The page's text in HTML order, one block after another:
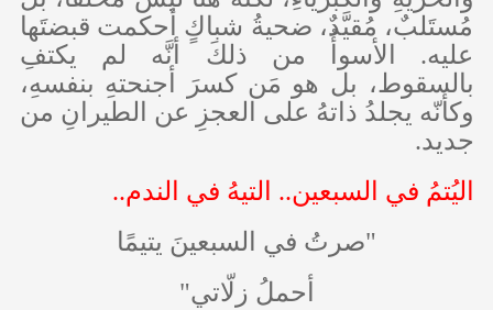
مُستَلبٌ، مُقيَّدٌ، ضحيةُ شباكٍ أحكمت قبضتَها
عليه. الأسوأُ من ذلكَ أنَّه لم يكتفِ
بالسقوط، بل هو مَن كسرَ أجنحتهِ بنفسهِ،
وكأنّه يجلدُ ذاتهُ على العجزِ عن الطيرانِ من
جديد.
اليُتمُ في السبعين.. التيهُ في الندم..
"صرتُ في السبعينَ يتيمًا
أحملُ زلّاتي"